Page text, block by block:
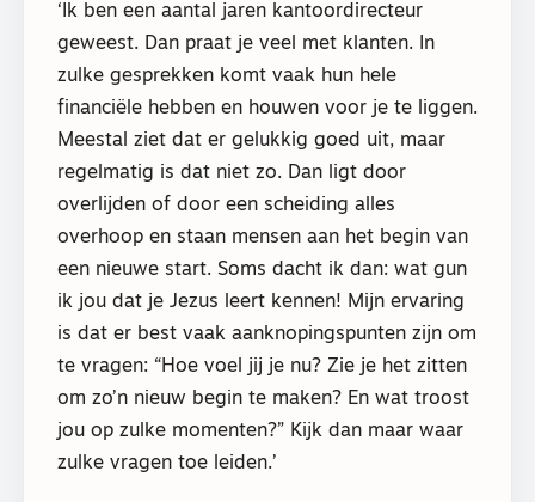
‘Ik ben een aantal jaren kantoordirecteur
geweest. Dan praat je veel met klanten. In
zulke gesprekken komt vaak hun hele
financiële hebben en houwen voor je te liggen.
Meestal ziet dat er gelukkig goed uit, maar
regelmatig is dat niet zo. Dan ligt door
overlijden of door een scheiding alles
overhoop en staan mensen aan het begin van
een nieuwe start. Soms dacht ik dan: wat gun
ik jou dat je Jezus leert kennen! Mijn ervaring
is dat er best vaak aanknopingspunten zijn om
te vragen: “Hoe voel jij je nu? Zie je het zitten
om zo’n nieuw begin te maken? En wat troost
jou op zulke momenten?” Kijk dan maar waar
zulke vragen toe leiden.’